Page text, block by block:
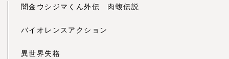
闇金ウシジマくん外伝 肉蝮伝説
バイオレンスアクション
異世界失格